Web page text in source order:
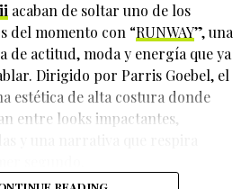
autoridades continúan
acaban de soltar uno de los
del momento con “RUNWAY”, una
de actitud, moda y energía que ya
Dirigido por Parris Goebel, el
estética de alta costura donde
entre looks impactantes,